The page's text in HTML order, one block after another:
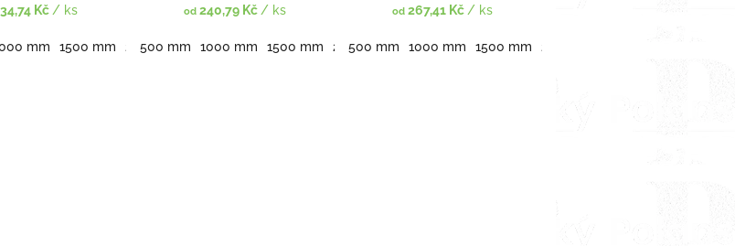
Kč / ks
mm 1500 mm 2000 mm 2500 mm 3000 mm 3500 mm
od240,79 Kč / ks
500 mm 1000 mm 1500 mm 2000 mm 2500 mm 3000 mm 3500 mm
od 267,41 Kč / ks
500 mm 1000 mm 1500 mm 2000 mm